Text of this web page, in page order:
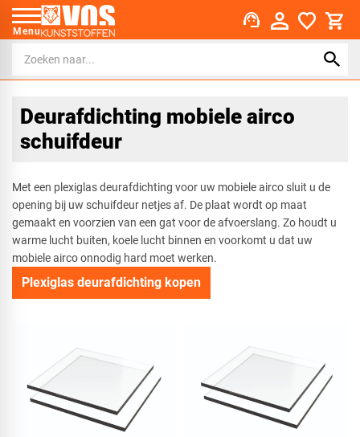
Menu support_agent
Deurafdichting mobiele airco
schuifdeur
Met een plexiglas deurafdichting voor uw mobiele airco sluit u de
opening bij uw schuifdeur netjes af. De plaat wordt op maat
gemaakt en voorzien van een gat voor de afvoerslang. Zo houdt u
warme lucht buiten, koele lucht binnen en voorkomt u dat uw
mobiele airco onnodig hard moet werken.
Plexiglas deurafdichting kopen